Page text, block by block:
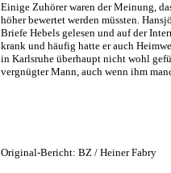
Einige Zuhörer waren der Meinung,
höher bewertet werden müssten.
Briefe Hebels gelesen und auf der
krank und häufig hatte er auch
in Karlsruhe überhaupt nicht wohl
vergnügter Mann, auch wenn ihm
Original-Bericht: BZ / Heiner Fabry